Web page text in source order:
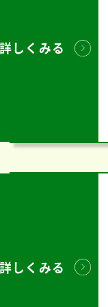
詳しくみる
詳しくみる